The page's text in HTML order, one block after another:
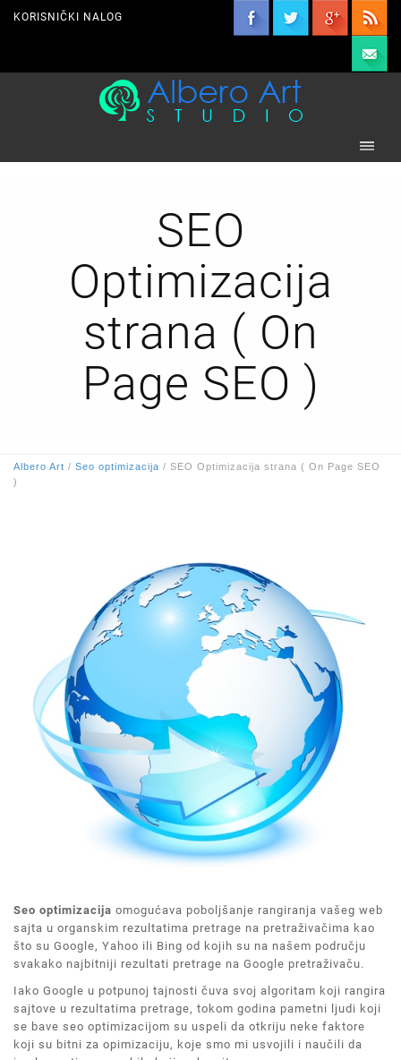
KORISNIČKI NALOG
SEO
Optimizacija
strana ( On
Page SEO )
Albero Art / Seo optimizacija / SEO Optimizacija strana ( On Page SEO
)
Seo optimizacija omogućava poboljšanje rangiranja vašeg web
sajta u organskim rezultatima pretrage na pretraživačima kao
što su Google, Yahoo ili Bing od kojih su na našem području
svakako najbitniji rezultati pretrage na Google pretraživaču.
Iako Google u potpunoj tajnosti čuva svoj algoritam koji rangira
sajtove u rezultatima pretrage, tokom godina pametni ljudi koji
se bave seo optimizacijom su uspeli da otkriju neke faktore
koji su bitni za opimizaciju, koje smo mi usvojili i naučili da